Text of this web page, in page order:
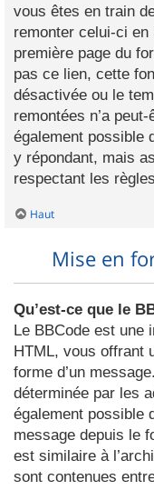
vous êtes en train
remonter celui-ci
première page du
pas ce lien, cette
désactivée ou le
remontées n’a
également possible
y répondant, mais
respectant les
Haut
Mise en
Qu’est-ce que le
Le BBCode est une
HTML, vous offrant
forme d’un
déterminée par les
également possible
message depuis le
est similaire à
sont contenues